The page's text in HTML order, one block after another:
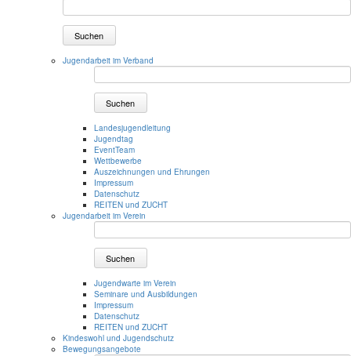
Suchen
Jugendarbeit im Verband
Suchen
Landesjugendleitung
Jugendtag
EventTeam
Wettbewerbe
Auszeichnungen und Ehrungen
Impressum
Datenschutz
REITEN und ZUCHT
Jugendarbeit im Verein
Suchen
Jugendwarte im Verein
Seminare und Ausbildungen
Impressum
Datenschutz
REITEN und ZUCHT
Kindeswohl und Jugendschutz
Bewegungsangebote